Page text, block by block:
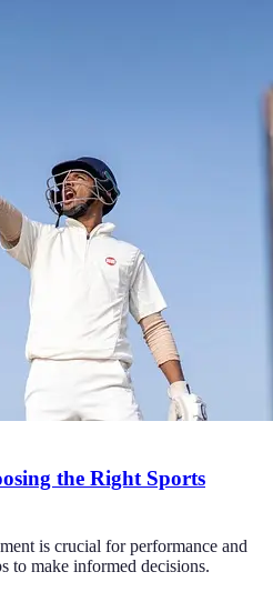
the Right Sports
is crucial for performance and
to make informed decisions.